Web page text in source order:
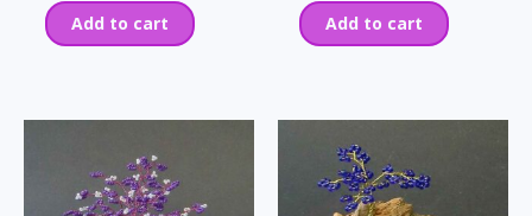
Add to cart Add to cart